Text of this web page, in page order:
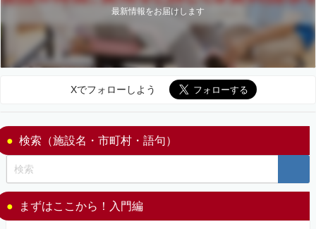
最新情報をお届けします
Xでフォローしよう
検索（施設名・市町村・語句）
まずはここから！入門編